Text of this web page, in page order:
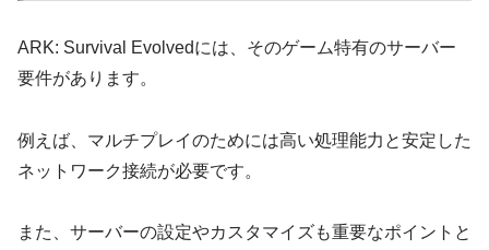
ARK: Survival Evolvedには、そのゲーム特有のサーバー
要件があります。
例えば、マルチプレイのためには高い処理能力と安定した
ネットワーク接続が必要です。
また、サーバーの設定やカスタマイズも重要なポイントと